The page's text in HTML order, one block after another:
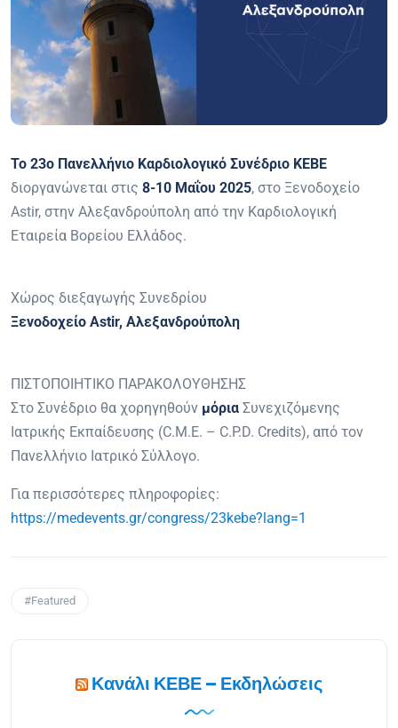
Το 23ο Πανελλήνιο Καρδιολογικό Συνέδριο ΚΕΒΕ
διοργανώνεται στις 8-10 Μαΐου 2025, στο Ξενοδοχείο
Astir, στην Αλεξανδρούπολη από την Καρδιολογική
Εταιρεία Βορείου Ελλάδος.
Χώρος διεξαγωγής Συνεδρίου
Ξενοδοχείο Astir, Αλεξανδρούπολη
ΠΙΣΤΟΠΟΙΗΤΙΚΟ ΠΑΡΑΚΟΛΟΥΘΗΣΗΣ
Στο Συνέδριο θα χορηγηθούν μόρια Συνεχιζόμενης
Ιατρικής Εκπαίδευσης (C.M.E. – C.P.D. Credits), από τον
Πανελλήνιο Ιατρικό Σύλλογο.
Για περισσότερες πληροφορίες:
https://medevents.gr/congress/23kebe?lang=1
#Featured
Κανάλι ΚΕΒΕ – Εκδηλώσεις